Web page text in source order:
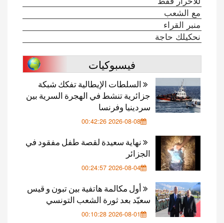
مع الشعب
منبر القراء
نحكيلك حاجة
فيسبوكيات
السلطات الإيطالية تفكك شبكة
جزائرية تنشط في الهجرة السرية بين
سردينيا وفرنسا
2026-08-08 00:42:26
نهاية سعيدة لقصة طفل مفقود في
الجزائر
2026-08-04 00:24:57
أول مكالمة هاتفية بين تبون و قيس
سعيّد بعد ثورة الشعب التونسي
2026-08-01 00:10:28